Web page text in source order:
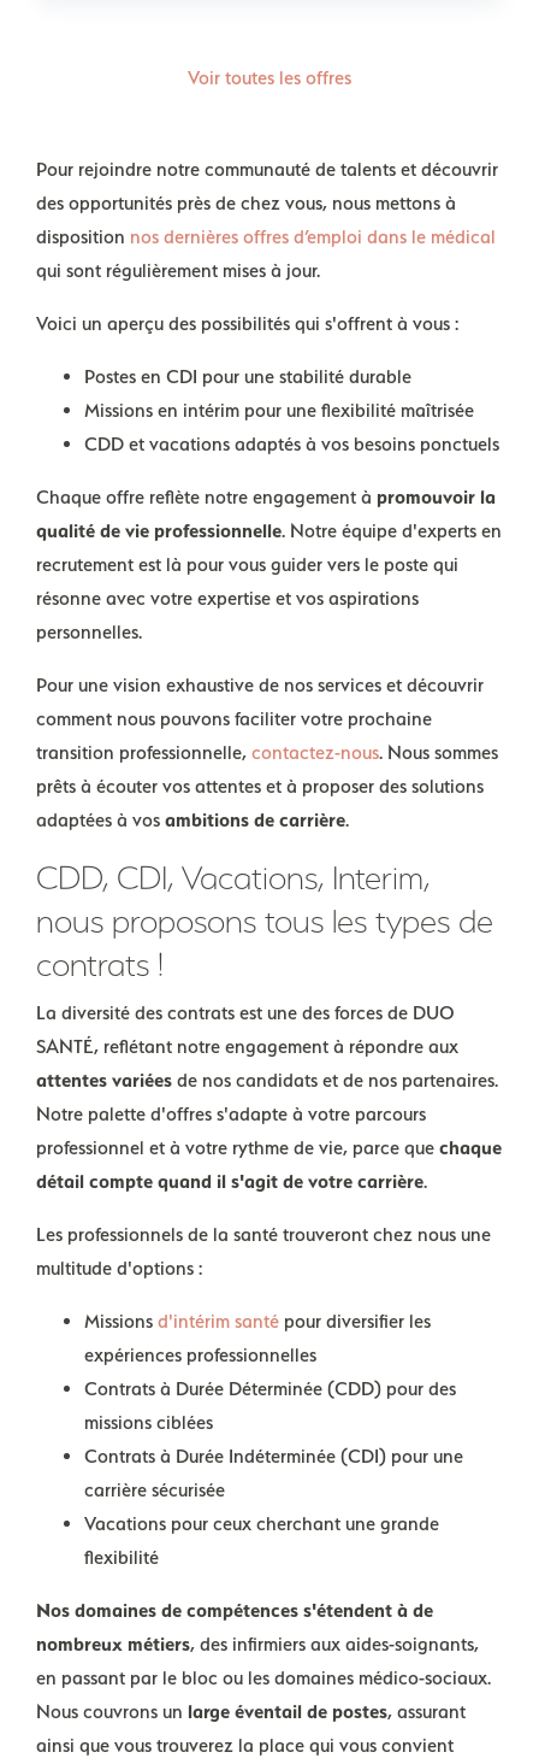
Voir toutes les offres
Pour rejoindre notre communauté de talents et découvrir
des opportunités près de chez vous, nous mettons à
disposition nos dernières offres d’emploi dans le médical
qui sont régulièrement mises à jour.
Voici un aperçu des possibilités qui s'offrent à vous :
Postes en CDI pour une stabilité durable
Missions en intérim pour une flexibilité maîtrisée
CDD et vacations adaptés à vos besoins ponctuels
Chaque offre reflète notre engagement à promouvoir la
qualité de vie professionnelle. Notre équipe d'experts en
recrutement est là pour vous guider vers le poste qui
résonne avec votre expertise et vos aspirations
personnelles.
Pour une vision exhaustive de nos services et découvrir
comment nous pouvons faciliter votre prochaine
transition professionnelle, contactez-nous. Nous sommes
prêts à écouter vos attentes et à proposer des solutions
adaptées à vos ambitions de carrière.
CDD, CDI, Vacations, Interim,
nous proposons tous les types de
contrats !
La diversité des contrats est une des forces de DUO
SANTÉ, reflétant notre engagement à répondre aux
attentes variées de nos candidats et de nos partenaires.
Notre palette d'offres s'adapte à votre parcours
professionnel et à votre rythme de vie, parce que chaque
détail compte quand il s'agit de votre carrière.
Les professionnels de la santé trouveront chez nous une
multitude d'options :
Missions d'intérim santé pour diversifier les
expériences professionnelles
Contrats à Durée Déterminée (CDD) pour des
missions ciblées
Contrats à Durée Indéterminée (CDI) pour une
carrière sécurisée
Vacations pour ceux cherchant une grande
flexibilité
Nos domaines de compétences s'étendent à de
nombreux métiers, des infirmiers aux aides-soignants,
en passant par le bloc ou les domaines médico-sociaux.
Nous couvrons un large éventail de postes, assurant
ainsi que vous trouverez la place qui vous convient